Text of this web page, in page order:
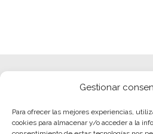
Gestionar
Para ofrecer las mejores experiencias,
cookies para almacenar y/o acceder a la